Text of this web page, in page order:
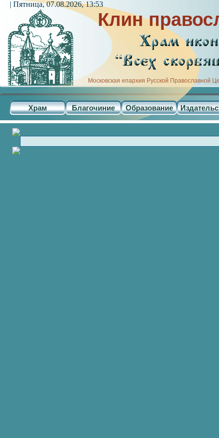
Клин
Московская епархия Русской Православной
Храм Благочиние Образование
| Пятница, 07.08.2026, 13:53